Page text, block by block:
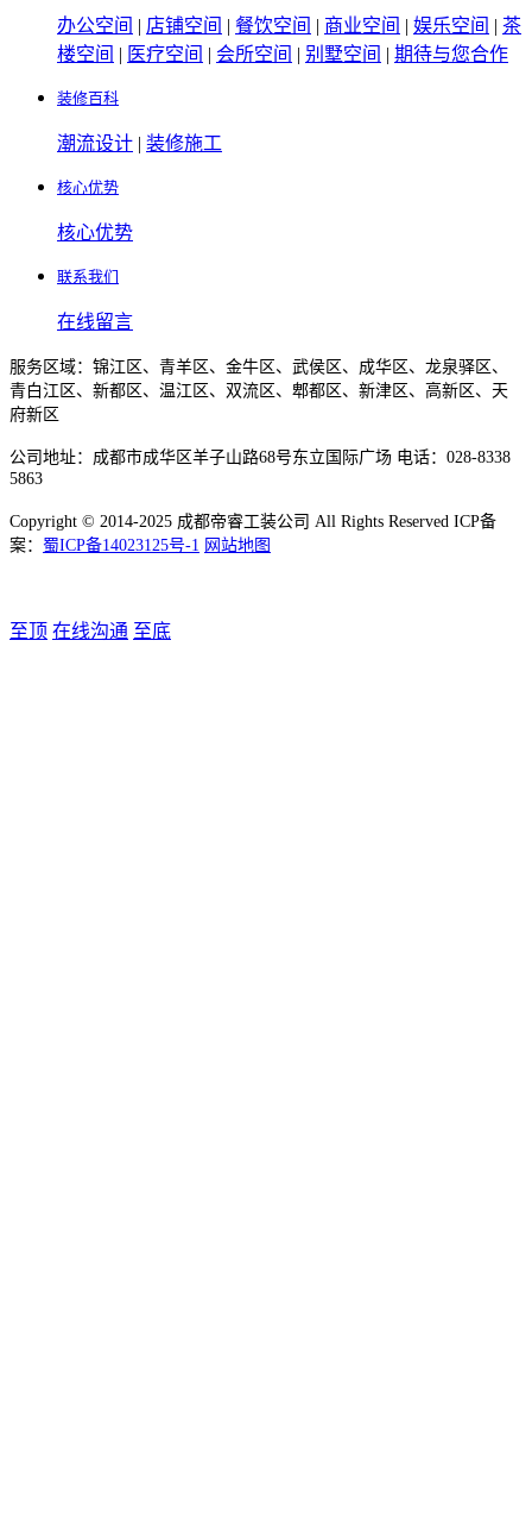
办公空间 | 店铺空间 | 餐饮空间 | 商业空间 | 娱乐空间 | 茶
楼空间 | 医疗空间 | 会所空间 | 别墅空间 | 期待与您合作
装修百科
潮流设计 | 装修施工
核心优势
核心优势
联系我们
在线留言
服务区域：锦江区、青羊区、金牛区、武侯区、成华区、龙泉驿区、
青白江区、新都区、温江区、双流区、郫都区、新津区、高新区、天
府新区
公司地址：成都市成华区羊子山路68号东立国际广场 电话：028-8338
5863
Copyright © 2014-2025 成都帝睿工装公司 All Rights Reserved ICP备
案： 蜀ICP备14023125号-1 网站地图
至顶 在线沟通 至底